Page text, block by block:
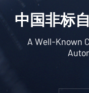
中国非标
A Well-Known